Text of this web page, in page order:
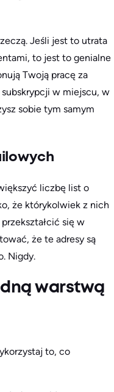
Jeśli jest to utrata
to jest to genialne
Twoją pracę za
w miejscu, w
sobie tym samym
liczbę list o
że którykolwiek z nich
się w
że te adresy są
Nigdy.
warstwą
to, co